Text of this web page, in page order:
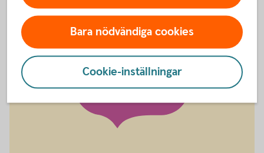
Uppdatera beloppet
vid förändringar
Bara nödvändiga cookies
Cookie-inställningar